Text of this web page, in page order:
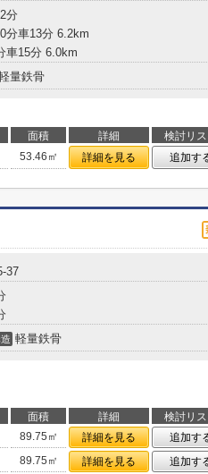
分
分車13分 6.2km
車15分 6.0km
量鉄骨
面積 詳細
検討リス
53.46㎡ 詳細を見る 追加す
37
軽量鉄骨
面積 詳細
検討リス
89.75㎡ 詳細を見る
追加す
89.75㎡ 詳細を見る 追加す